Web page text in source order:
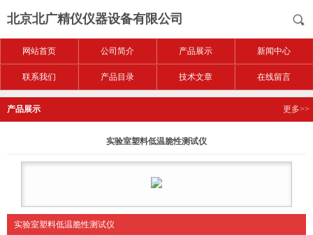
北京北广精仪仪器设备有限公司
网站首页 公司简介 产品展示 新闻中心
联系我们 产品目录 技术文章 在线留言
产品展示 更多>>
实验室塑料低温脆性测试仪
实验室塑料低温脆性测试仪